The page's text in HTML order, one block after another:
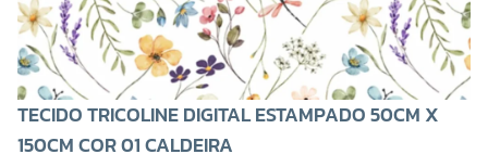
TECIDO TRICOLINE DIGITAL ESTAMPADO 50CM X
150CM COR 01 CALDEIRA